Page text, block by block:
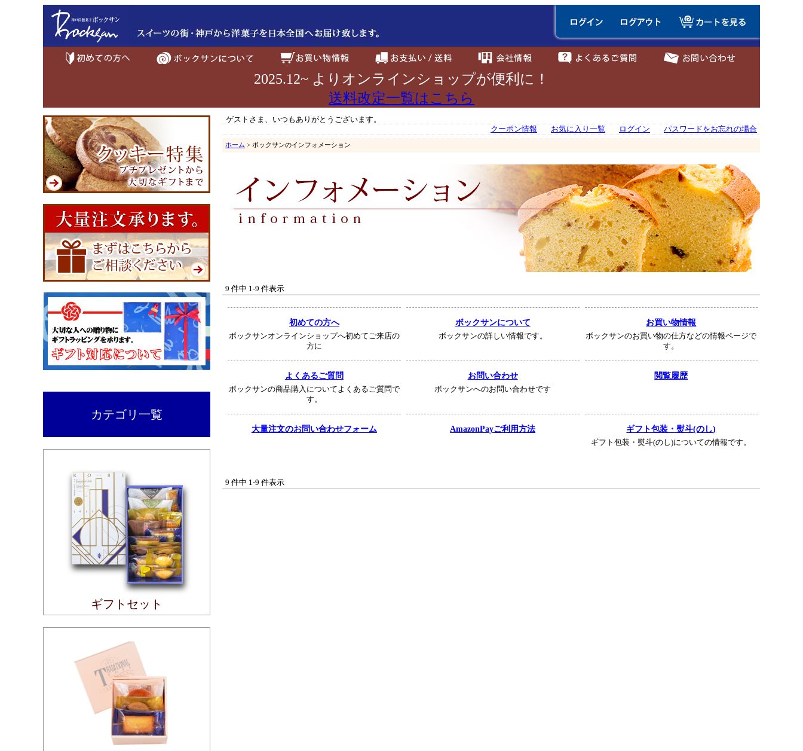
2025.12~ よりオンラインショップが便利に！
送料改定一覧はこちら
カテゴリ一覧
ギフトセット
ゲストさま、いつもありがとうございます。
クーポン情報
お気に入り一覧 ログイン パスワードをお忘れの場合
ホーム > ボックサンのインフォメーション
9 件中 1-9 件表示
初めての方へ
ボックサンオンラインショップへ初めてご来店の
方に
ボックサンについて
ボックサンの詳しい情報です。
お買い物情報
ボックサンのお買い物の仕方などの情報ページで
す。
よくあるご質問
ボックサンの商品購入についてよくあるご質問で
す。
お問い合わせ
ボックサンへのお問い合わせです
閲覧履歴
大量注文のお問い合わせフォーム AmazonPayご利用方法 ギフト包装・熨斗(のし)
ギフト包装・熨斗(のし)についての情報です。
9 件中 1-9 件表示